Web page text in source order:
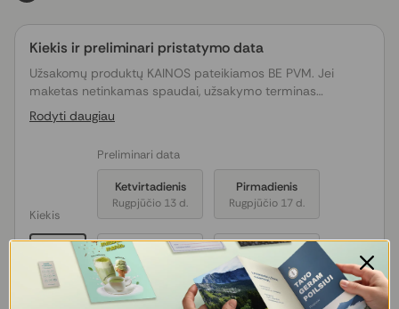
Kiekis ir preliminari pristatymo data
Užsakomų produktų KAINOS pateikiamos BE PVM. Jei
maketas netinkamas spaudai, užsakymo terminas
pratęsiamas tiek dienų, kiek truks maketo
derinimas/koregavimas.
Rodyti daugiau
Kiekis
1 vnt.
Preliminari data
Ketvirtadienis
Rugpjūčio 13 d.
Pirmadienis
Rugpjūčio 17 d.
€ 17,99 € 17,63